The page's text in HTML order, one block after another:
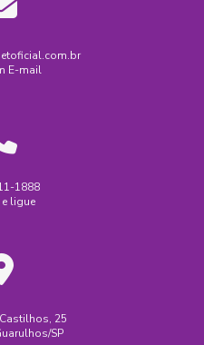
E-mail
1888
ligue
25
SP